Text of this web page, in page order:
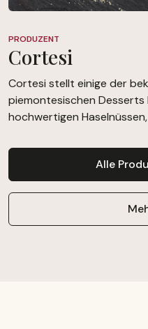
PRODUZENT
Cortesi
Cortesi stellt einige der
piemontesischen Desserts
hochwertigen
Alle